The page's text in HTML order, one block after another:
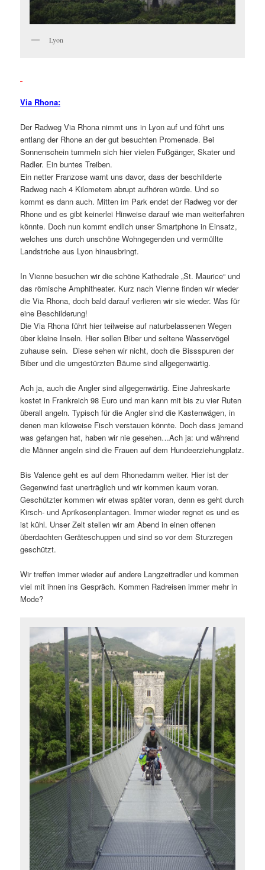
Lyon
Via Rhona:
Der Radweg Via Rhona nimmt uns in Lyon auf und führt uns
entlang der Rhone an der gut besuchten Promenade. Bei
Sonnenschein tummeln sich hier vielen Fußgänger, Skater und
Radler. Ein buntes Treiben.
Ein netter Franzose warnt uns davor, dass der beschilderte
Radweg nach 4 Kilometern abrupt aufhören würde. Und so
kommt es dann auch. Mitten im Park endet der Radweg vor der
Rhone und es gibt keinerlei Hinweise darauf wie man weiterfahren
könnte. Doch nun kommt endlich unser Smartphone in Einsatz,
welches uns durch unschöne Wohngegenden und vermüllte
Landstriche aus Lyon hinausbringt.
In Vienne besuchen wir die schöne Kathedrale „St. Maurice“ und
das römische Amphitheater. Kurz nach Vienne finden wir wieder
die Via Rhona, doch bald darauf verlieren wir sie wieder. Was für
eine Beschilderung!
Die Via Rhona führt hier teilweise auf naturbelassenen Wegen
über kleine Inseln. Hier sollen Biber und seltene Wasservögel
zuhause sein. Diese sehen wir nicht, doch die Bissspuren der
Biber und die umgestürzten Bäume sind allgegenwärtig.
Ach ja, auch die Angler sind allgegenwärtig. Eine Jahreskarte
kostet in Frankreich 98 Euro und man kann mit bis zu vier Ruten
überall angeln. Typisch für die Angler sind die Kastenwägen, in
denen man kiloweise Fisch verstauen könnte. Doch dass jemand
was gefangen hat, haben wir nie gesehen…Ach ja: und während
die Männer angeln sind die Frauen auf dem Hundeerziehungplatz.
Bis Valence geht es auf dem Rhonedamm weiter. Hier ist der
Gegenwind fast unerträglich und wir kommen kaum voran.
Geschützter kommen wir etwas später voran, denn es geht durch
Kirsch- und Aprikosenplantagen. Immer wieder regnet es und es
ist kühl. Unser Zelt stellen wir am Abend in einen offenen
überdachten Geräteschuppen und sind so vor dem Sturzregen
geschützt.
Wir treffen immer wieder auf andere Langzeitradler und kommen
viel mit ihnen ins Gespräch. Kommen Radreisen immer mehr in
Mode?